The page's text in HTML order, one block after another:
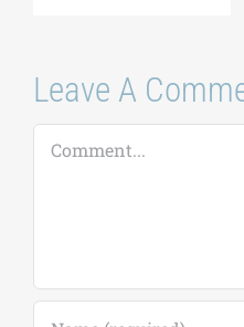
Leave A
Comment